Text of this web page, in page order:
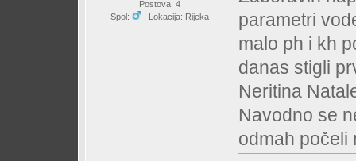
Postova: 4
Spol:
Lokacija: Rijeka
parametri
malo ph i kh
danas stigli
Neritina
Navodno se
odmah počeli